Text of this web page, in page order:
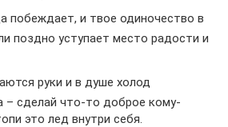
побеждает, и твое одиночество в
поздно уступает место радости и
руки и в душе холод
– сделай что-то доброе кому-
это лед внутри себя.